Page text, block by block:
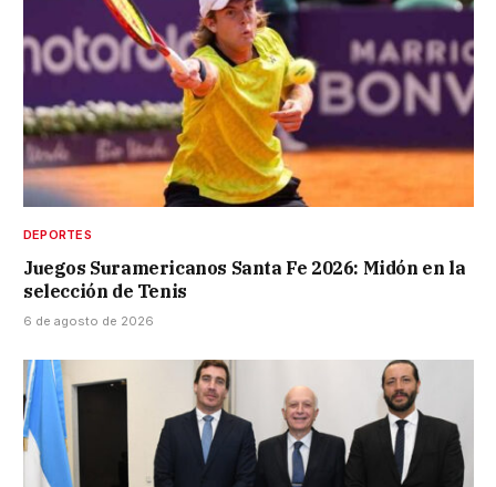
DEPORTES
Juegos Suramericanos Santa Fe 2026: Midón en la
selección de Tenis
6 de agosto de 2026